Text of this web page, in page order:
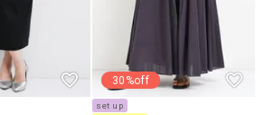
30%off
set up